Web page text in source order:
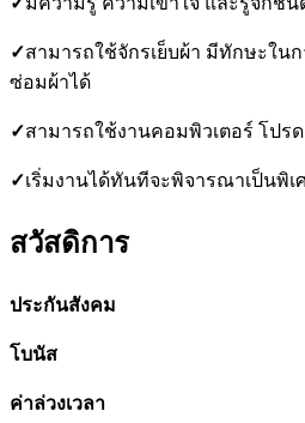
✓สามารถใช้จักรเย็บผ้า มีทักษะในก
ซ่อมผ้าได้
✓สามารถใช้งานคอมพิวเตอร์ โปรด
✓เริ่มงานได้ทันทีจะพิจารณาเป็นพิเ
สวัสดิการ
ประกันสังคม
โบนัส
ค่าล่วงเวลา